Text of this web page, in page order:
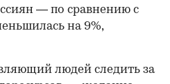
— по сравнению с
на 9%,
людей следить за